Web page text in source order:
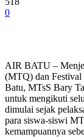
0
AIR BATU –
(MTQ) dan Festival
Batu, MTsS Bary
untuk mengikuti
dimulai sejak
para siswa-siswi
kemampuannya